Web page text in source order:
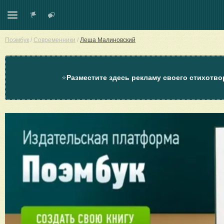
Поэмбук / Современники / Леша Малиновский
⭐Разместите здесь рекламу своего